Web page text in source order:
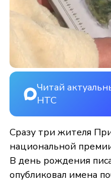
Читай
НТС
Сразу три жителя
национальной
В день рождения
опубликовал имена